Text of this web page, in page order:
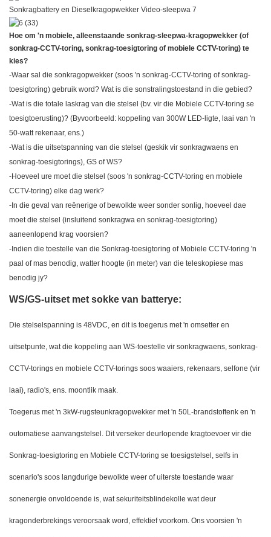
Hoe om 'n mobiele, alleenstaande sonkrag-sleepwa-kragopwekker (of
sonkrag-CCTV-toring, sonkrag-toesigtoring of mobiele CCTV-toring) te
kies?
-Waar sal die sonkragopwekker (soos 'n sonkrag-CCTV-toring of sonkrag-
toesigtoring) gebruik word? Wat is die sonstralingstoestand in die gebied?
-Wat is die totale laskrag van die stelsel (bv. vir die Mobiele CCTV-toring se
toesigtoerusting)? (Byvoorbeeld: koppeling van 300W LED-ligte, laai van 'n
50-watt rekenaar, ens.)
-Wat is die uitsetspanning van die stelsel (geskik vir sonkragwaens en
sonkrag-toesigtorings), GS of WS?
-Hoeveel ure moet die stelsel (soos 'n sonkrag-CCTV-toring en mobiele
CCTV-toring) elke dag werk?
-In die geval van reënerige of bewolkte weer sonder sonlig, hoeveel dae
moet die stelsel (insluitend sonkragwa en sonkrag-toesigtoring)
aaneenlopend krag voorsien?
-Indien die toestelle van die Sonkrag-toesigtoring of Mobiele CCTV-toring 'n
paal of mas benodig, watter hoogte (in meter) van die teleskopiese mas
benodig jy?
WS/GS-uitset met sokke van batterye:
Die stelselspanning is 48VDC, en dit is toegerus met 'n omsetter en
uitsetpunte, wat die koppeling aan WS-toestelle vir sonkragwaens, sonkrag-
CCTV-torings en mobiele CCTV-torings soos waaiers, rekenaars, selfone (vir
laai), radio's, ens. moontlik maak.
Toegerus met 'n 3kW-rugsteunkragopwekker met 'n 50L-brandstoftenk en 'n
outomatiese aanvangstelsel. Dit verseker deurlopende kragtoevoer vir die
Sonkrag-toesigtoring en Mobiele CCTV-toring se toesigstelsel, selfs in
scenario's soos langdurige bewolkte weer of uiterste toestande waar
sonenergie onvoldoende is, wat sekuriteitsblindekolle wat deur
kragonderbrekings veroorsaak word, effektief voorkom. Ons voorsien 'n